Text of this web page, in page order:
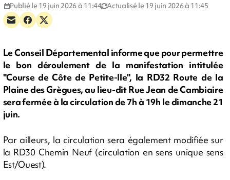
Publié le 19 juin 2026 à 11:44 Actualisé le 19 juin 2026 à 11:45
Le Conseil Départemental informe que pour permettre
le bon déroulement de la manifestation intitulée
"Course de Côte de Petite-Ile", la RD32 Route de la
Plaine des Grègues, au lieu-dit Rue Jean de Cambiaire
sera fermée à la circulation de 7h à 19h le dimanche 21
juin.
Par ailleurs, la circulation sera également modifiée sur
la RD30 Chemin Neuf (circulation en sens unique sens
Est/Ouest).